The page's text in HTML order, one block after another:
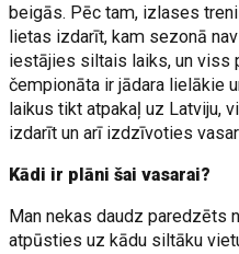
beigās. Pēc tam, izlases
lietas izdarīt, kam sezonā
iestājies siltais laiks, un viss
čempionāta ir jādara lielākie
laikus tikt atpakaļ uz Latviju,
izdarīt un arī izdzīvoties
Kādi ir plāni šai vasarai?
Man nekas daudz paredzēts
atpūsties uz kādu siltāku